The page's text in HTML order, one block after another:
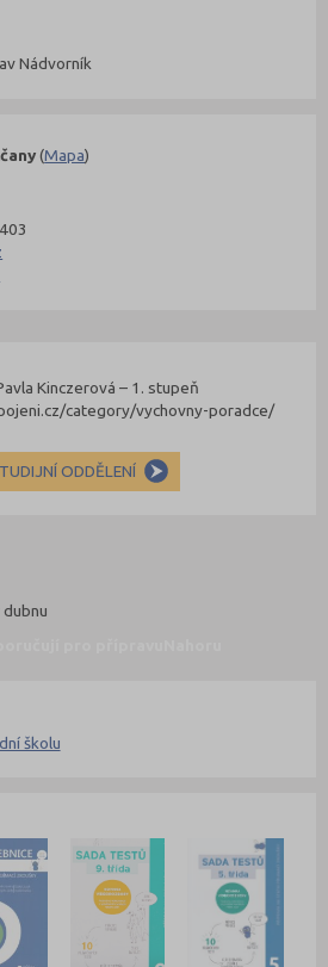
(Mapa)
Nádvorník
Kinczerová – 1. stupeň
category/vychovny-poradce/
ODDĚLENÍ
školu